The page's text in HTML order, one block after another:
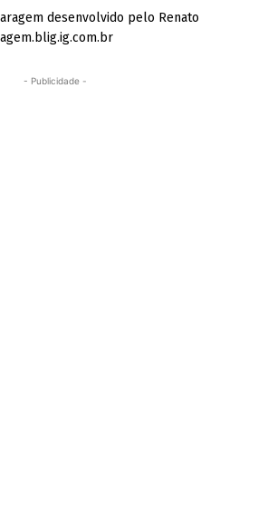
desenvolvido pelo Renato
- Publicidade -